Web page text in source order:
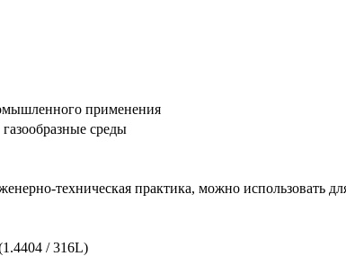
применения
среды
техническая практика, можно использовать
/ 316L)